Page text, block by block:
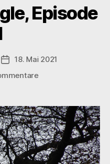
Episode
Veröffentlichungsdatum
18. Mai 2021
zu
Episode
II